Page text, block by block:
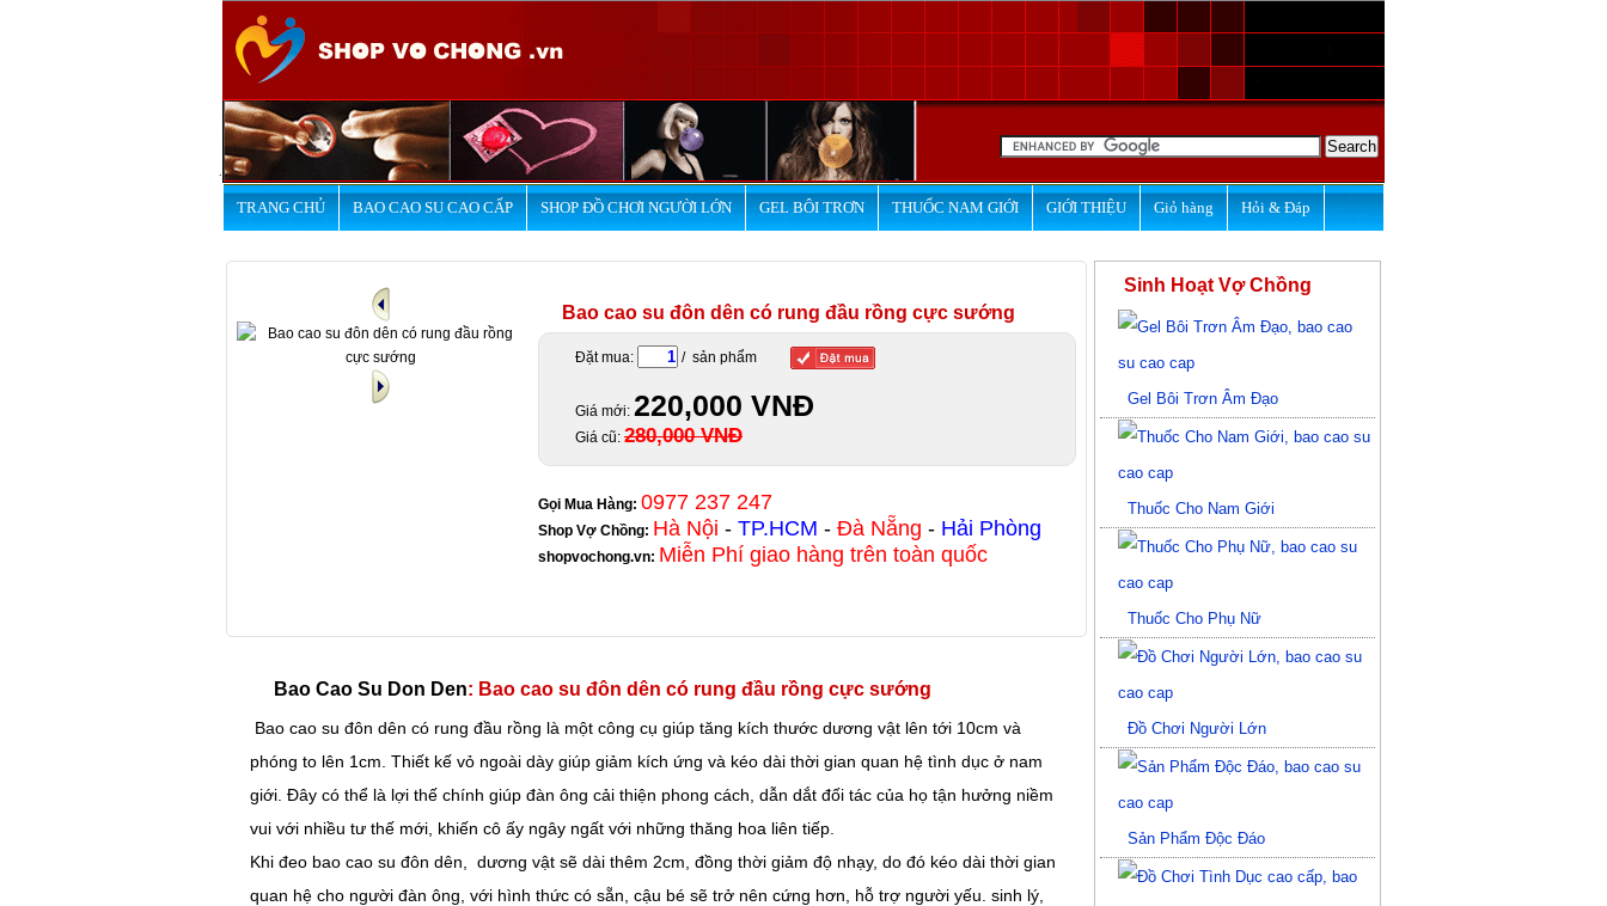
TRANG CHỦ BAO CAO SU CAO CẤP SHOP ĐỒ CHƠI NGƯỜI LỚN GEL BÔI TRƠN THUỐC NAM GIỚI GIỚI THIỆU Giỏ hàng Hỏi & Đáp
Bao cao su đôn dên có rung đầu rồng cực sướng
Đặt mua: / sản phẩm
Giá mới: 220,000 VNĐ
Giá cũ: 280,000 VNĐ
Gọi Mua Hàng: 0977 237 247
Shop Vợ Chồng: Hà Nội - TP.HCM - Đà Nẵng - Hải Phòng
shopvochong.vn: Miễn Phí giao hàng trên toàn quốc
Bao Cao Su Don Den: Bao cao su đôn dên có rung đầu rồng cực sướng
Bao cao su đôn dên có rung đầu rồng là một công cụ giúp tăng kích thước dương vật lên tới 10cm và
phóng to lên 1cm. Thiết kế vỏ ngoài dày giúp giảm kích ứng và kéo dài thời gian quan hệ tình dục ở nam
giới. Đây có thể là lợi thế chính giúp đàn ông cải thiện phong cách, dẫn dắt đối tác của họ tận hưởng niềm
vui với nhiều tư thế mới, khiến cô ấy ngây ngất với những thăng hoa liên tiếp.
Khi đeo bao cao su đôn dên, dương vật sẽ dài thêm 2cm, đồng thời giảm độ nhạy, do đó kéo dài thời gian
quan hệ cho người đàn ông, với hình thức có sẵn, cậu bé sẽ trở nên cứng hơn, hỗ trợ người yếu. sinh lý,
Sinh Hoạt Vợ Chồng
Gel Bôi Trơn Âm Đạo
Thuốc Cho Nam Giới
Thuốc Cho Phụ Nữ
Đồ Chơi Người Lớn
Sản Phẩm Độc Đáo